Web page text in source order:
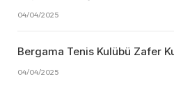
04/04/2025
Bergama Tenis Kulübü Zafer
04/04/2025